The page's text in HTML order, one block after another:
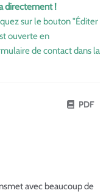
directement !
sur le bouton "Éditer
ouverte en
de contact dans la
PDF
avec beaucoup de